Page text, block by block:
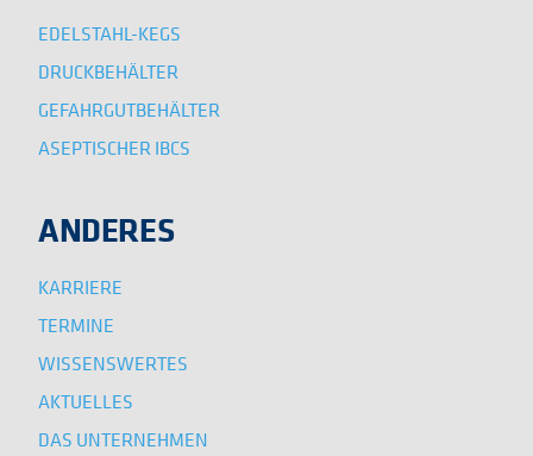
EDELSTAHL-KEGS
DRUCKBEHÄLTER
GEFAHRGUTBEHÄLTER
ASEPTISCHER IBCS
ANDERES
KARRIERE
TERMINE
WISSENSWERTES
AKTUELLES
DAS UNTERNEHMEN